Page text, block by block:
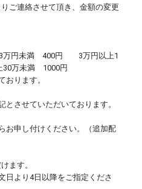
ご連絡させて頂き、金額の変更
円未満 400円 3万円以上1
万未満 1000円
おります。
させていただいております。
お申し付けください。（追加配
ます。
日より4日以降をご指定くださ